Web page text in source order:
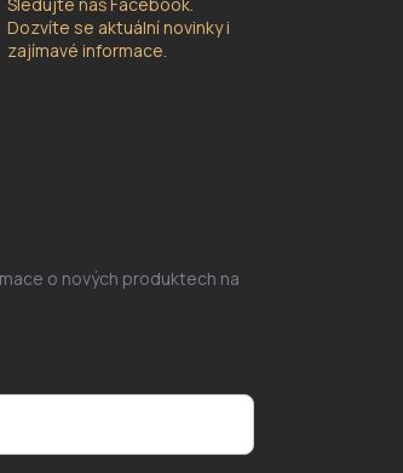
Dozvíte se aktuální novinky i
zajímavé informace.
o nových produktech na